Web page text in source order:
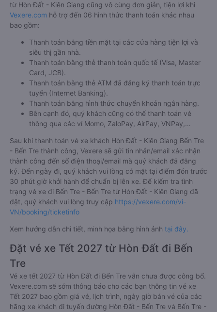
từ Hòn Đất - Kiên Giang cũng vô cùng đơn giản, tiện lợi khi
Vexere.com hỗ trợ đến 06 hình thức thanh toán khác nhau
bao gồm:
Thanh toán bằng tiền mặt tại các cửa hàng tiện lợi và
siêu thị gần nhà.
Thanh toán bằng thẻ thanh toán quốc tế (Visa, Master
Card, JCB).
Thanh toán bằng thẻ ATM đã đăng ký thanh toán trực
tuyến (Internet Banking).
Thanh toán bằng hình thức chuyển khoản ngân hàng.
Bên cạnh đó, quý khách cũng có thể thanh toán vé
thông qua các ví Momo, ZaloPay, AirPay, VNPay,…
Sau khi thanh toán vé xe khách Hòn Đất - Kiên Giang Bến Tre
- Bến Tre thành công, Vexere sẽ gửi tin nhắn/email xác nhận
thành công đến số điện thoại/email mà quý khách đã đăng
ký. Đến ngày đi, quý khách vui lòng có mặt tại điểm đón trước
30 phút giờ khởi hành để chuẩn bị lên xe. Để kiểm tra tình
trạng vé xe đi Bến Tre - Bến Tre từ Hòn Đất - Kiên Giang đã
đặt, quý khách vui lòng truy cập https://vexere.com/vi-
VN/booking/ticketinfo
Xem hướng dẫn chi tiết, minh họa bằng hình ảnh tại đây.
Đặt vé xe Tết 2027 từ Hòn Đất đi Bến
Tre
Vé xe tết 2027 từ Hòn Đất đi Bến Tre vẫn chưa được công bố.
Vexere.com sẽ sớm thông báo cho các bạn thông tin vé xe
Tết 2027 bao gồm giá vé, lịch trình, ngày giờ bán vé của các
hãng xe khách đi tuyến đường Hòn Đất - Bến Tre và Bến Tre -